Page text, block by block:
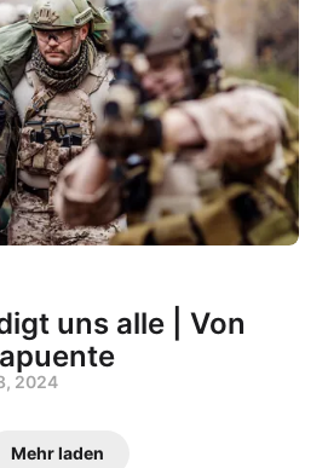
uns alle | Von
2024
Mehr laden